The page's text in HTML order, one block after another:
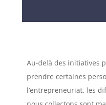
Au-delà des initiatives
prendre certaines
l’entrepreneuriat, les